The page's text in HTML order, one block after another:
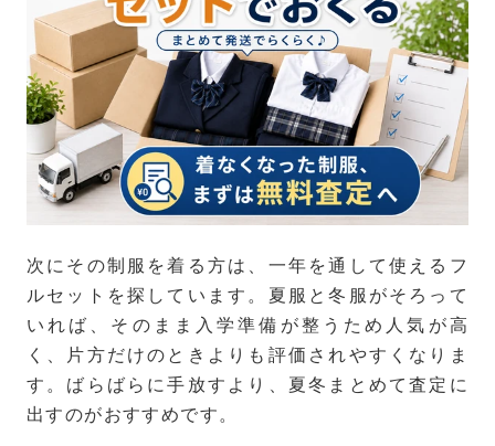
次にその制服を着る方は、一年を通して使えるフ
ルセットを探しています。夏服と冬服がそろって
いれば、そのまま入学準備が整うため人気が高
く、片方だけのときよりも評価されやすくなりま
す。ばらばらに手放すより、夏冬まとめて査定に
出すのがおすすめです。